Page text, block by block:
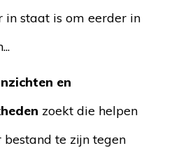
in staat is om eerder in
en
zoekt die helpen
bestand te zijn tegen